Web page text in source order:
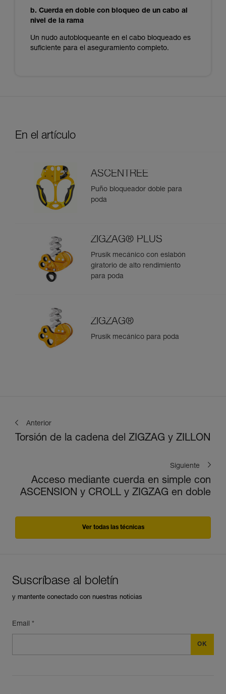
b. Cuerda en doble con bloqueo de un cabo al
nivel de la rama
Un nudo autobloqueante en el cabo bloqueado es
suficiente para el aseguramiento completo.
En el artículo
ASCENTREE
Puño bloqueador doble para
poda
ZIGZAG® PLUS
Prusik mecánico con eslabón
giratorio de alto rendimiento
para poda
ZIGZAG®
Prusik mecánico para poda
Anterior
Torsión de la cadena del ZIGZAG y ZILLON
Siguiente
Acceso mediante cuerda en simple con
ASCENSION y CROLL y ZIGZAG en doble
Ver todas las técnicas
Suscríbase al boletín
y mantente conectado con nuestras noticias
Email *